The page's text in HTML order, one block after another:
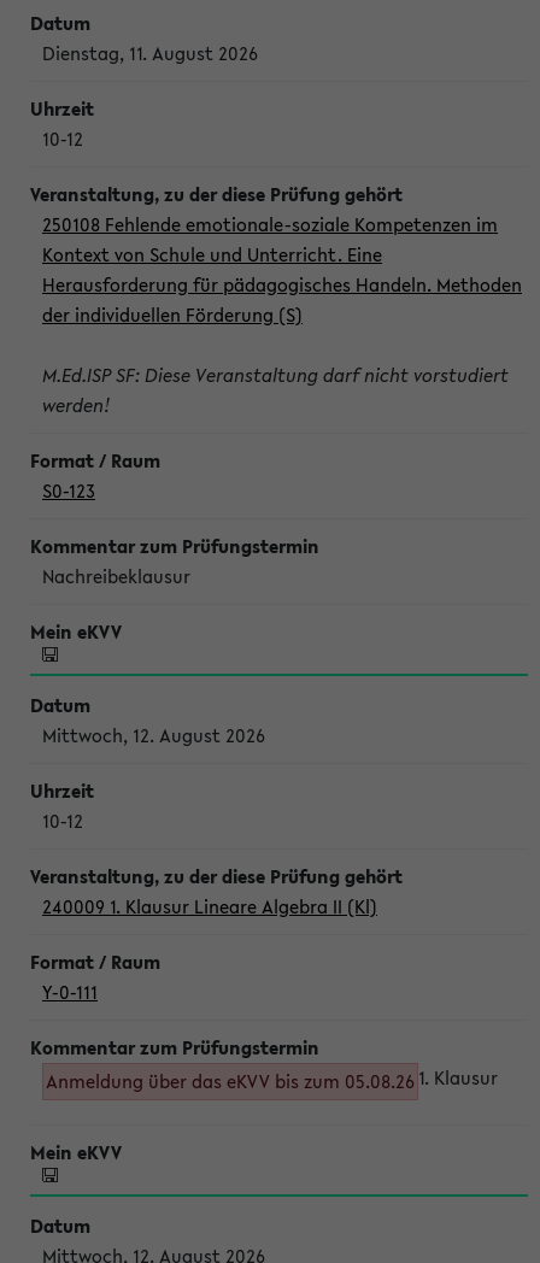
Dienstag, 11. August 2026
10-12
250108 Fehlende emotionale-soziale Kompetenzen im
Kontext von Schule und Unterricht. Eine
Herausforderung für pädagogisches Handeln. Methoden
der individuellen Förderung (S)
M.Ed.ISP SF: Diese Veranstaltung darf nicht vorstudiert
werden!
S0-123
Nachreibeklausur
Mittwoch, 12. August 2026
10-12
240009 1. Klausur Lineare Algebra II (Kl)
Y-0-111
Anmeldung über das eKVV bis zum 05.08.26 1. Klausur
Mittwoch, 12. August 2026